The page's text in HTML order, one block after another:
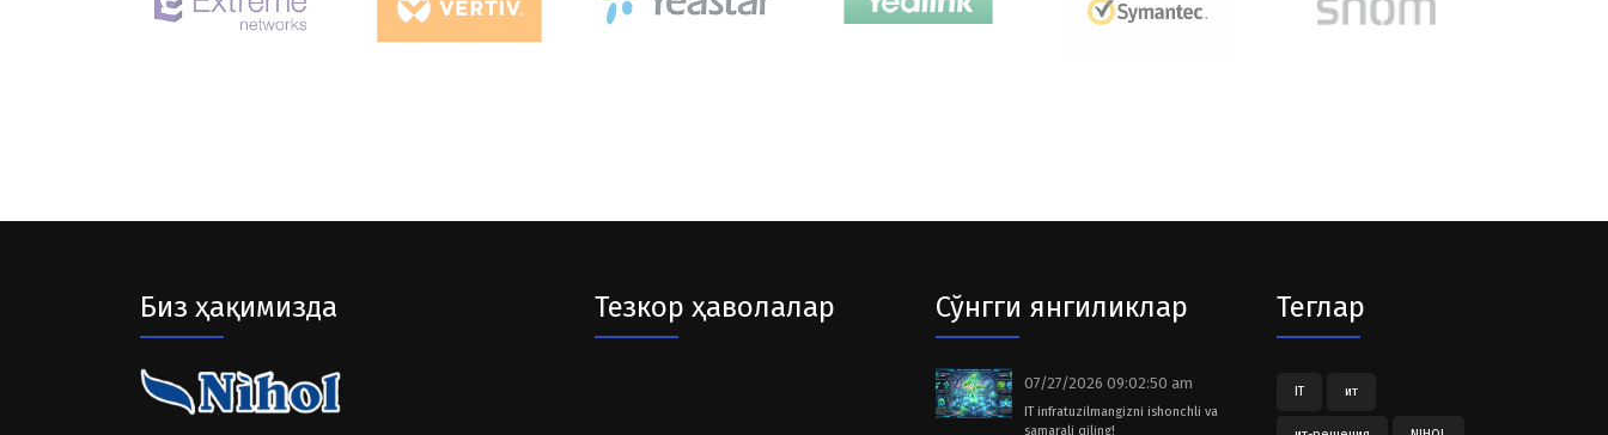
Биз ҳақимизда Тезкор ҳаволалар Сўнгги янгиликлар
07/27/2026 09:02:50 am
IT infratuzilmangizni ishonchli va
samarali qiling!
Теглар
IT ит